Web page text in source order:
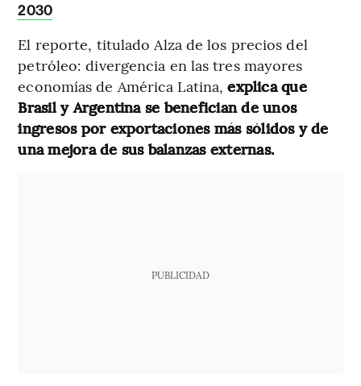
2030
El reporte, titulado Alza de los precios del
petróleo: divergencia en las tres mayores
economías de América Latina,explica que
Brasil y Argentina se benefician de unos
ingresos por exportaciones más sólidos y de
una mejora de sus balanzas externas.
PUBLICIDAD